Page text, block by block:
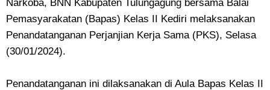
Narkoba, BNN Kabupaten Tulungagung bersama Balai
Pemasyarakatan (Bapas) Kelas II Kediri melaksanakan
Penandatanganan Perjanjian Kerja Sama (PKS), Selasa
(30/01/2024).
Penandatanganan ini dilaksanakan di Aula Bapas Kelas II